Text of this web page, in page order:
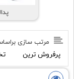
مرتب سازی
پرفروش ترین